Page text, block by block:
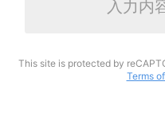
入力内
This site is protected by
Terms